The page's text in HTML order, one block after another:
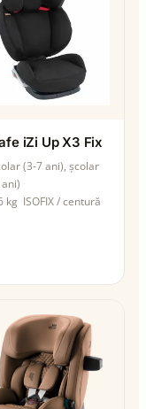
iZi Up X3 Fix
(3-7 ani), școlar
kg ISOFIX / centură